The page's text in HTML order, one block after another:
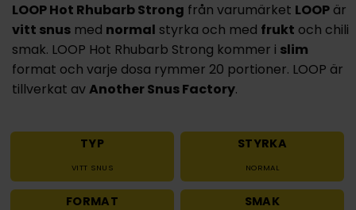
LOOP Hot Rhubarb Strong från varumärket LOOP är
vitt snus med normal styrka och med frukt och chili
smak. LOOP Hot Rhubarb Strong kommer i slim
format och varje dosa rymmer 20 portioner. LOOP är
tillverkat avAnother Snus Factory.
TYP
VITT SNUS
STYRKA
NORMAL
FORMAT SMAK